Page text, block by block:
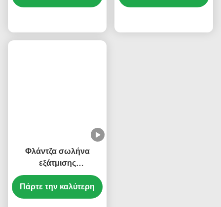
WG9100760100
Ανταλλακτικά Shacman
Φλάντζα σωλήνα
εξάτμισης
VG1560110111
KM2401567 Sinotruk
Howo WD615 WP10
Πάρτε την καλύτερη